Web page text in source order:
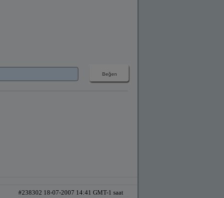
#238302 18-07-2007 14:41 GMT-1 saat